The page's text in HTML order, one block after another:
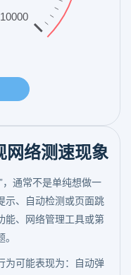
网络测速现象
，通常不是单纯想做一
示、自动检测或页面跳
能、网络管理工具或第
为可能表现为：自动弹